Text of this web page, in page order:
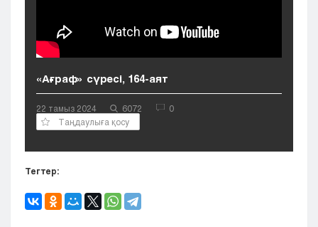
Уральск
Усть-Каменогорск
«Ағраф» сүресі, 164-аят
22 тамыз 2024 6072
0
Таңдаулыға қосу
Тегтер: